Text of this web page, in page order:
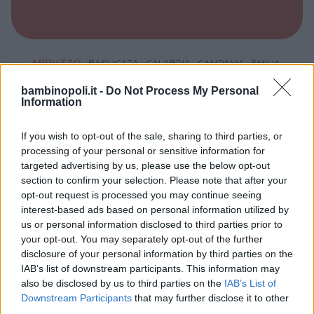
bambinopoli.it - Do Not Process My Personal
Information
If you wish to opt-out of the sale, sharing to third parties, or
processing of your personal or sensitive information for
targeted advertising by us, please use the below opt-out
section to confirm your selection. Please note that after your
opt-out request is processed you may continue seeing
interest-based ads based on personal information utilized by
us or personal information disclosed to third parties prior to
your opt-out. You may separately opt-out of the further
disclosure of your personal information by third parties on the
IAB’s list of downstream participants. This information may
also be disclosed by us to third parties on the IAB’s List of
Downstream Participants that may further disclose it to other
ABRUZZO • BASILICATA • CALABRIA • CAMPANIA • EMILIA-
TRENTINO-ALTO ADIGE • VALLE D'AOSTA • MOLISE
SARDEGNA • LOMBARDIA • PIEMONTE • PUGLIA • MARCHE
TOSCANA
GAIS EVENTS
info@gaisevents.it
Il servizio di animazione è attivo in tutta Italia
GAIS world, attiva dal 2008, è una location
situata in pieno centro a Bergamo, nata da
un’idea di Daniela Rota. Il plus di Gais World
sta proprio nella professionalità del suo staff
di animazione, nella cura per i dettagli e nella
capacità di studiare e organizzare ogni party,
personalizzandolo, secondo le esigenze del